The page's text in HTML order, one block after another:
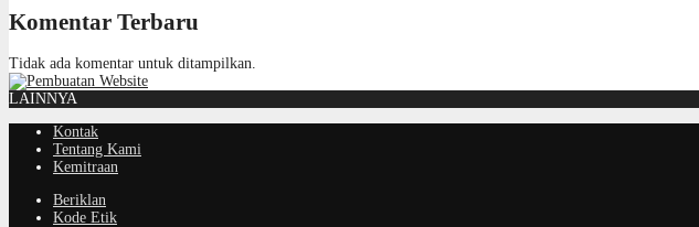
Komentar Terbaru
Tidak ada komentar untuk ditampilkan.
LAINNYA
Kontak
Tentang Kami
Kemitraan
Beriklan
Kode Etik